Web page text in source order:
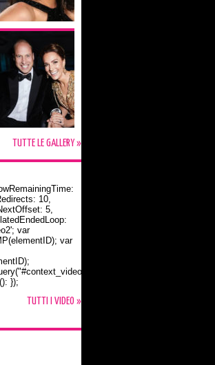
TUTTE LE GALLERY »
a Flynn
10,
5,
var
var
});
TUTTI I VIDEO »